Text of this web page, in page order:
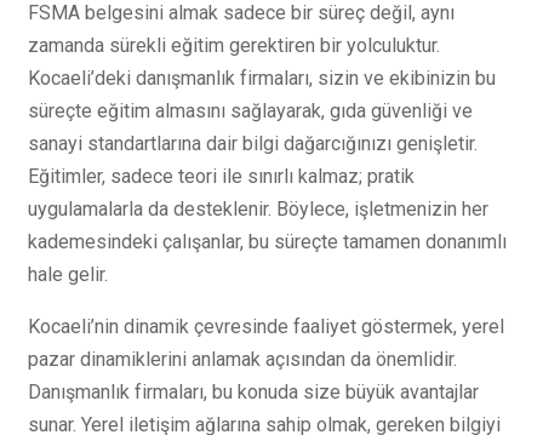
FSMA belgesini almak sadece bir süreç değil, aynı
zamanda sürekli eğitim gerektiren bir yolculuktur.
Kocaeli’deki danışmanlık firmaları, sizin ve ekibinizin bu
süreçte eğitim almasını sağlayarak, gıda güvenliği ve
sanayi standartlarına dair bilgi dağarcığınızı genişletir.
Eğitimler, sadece teori ile sınırlı kalmaz; pratik
uygulamalarla da desteklenir. Böylece, işletmenizin her
kademesindeki çalışanlar, bu süreçte tamamen donanımlı
hale gelir.
Kocaeli’nin dinamik çevresinde faaliyet göstermek, yerel
pazar dinamiklerini anlamak açısından da önemlidir.
Danışmanlık firmaları, bu konuda size büyük avantajlar
sunar. Yerel iletişim ağlarına sahip olmak, gereken bilgiyi